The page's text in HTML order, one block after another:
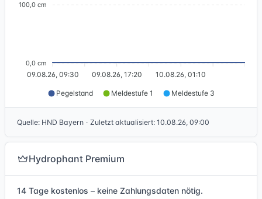
100,0 cm
0,0 cm
09.08.26, 09:30 09.08.26, 17:20 10.08.26, 01:10
Pegelstand Meldestufe 1 Meldestufe 3
Quelle: HND Bayern · Zuletzt aktualisiert: 10.08.26, 09:00
Hydrophant Premium
14 Tage kostenlos – keine Zahlungsdaten nötig.